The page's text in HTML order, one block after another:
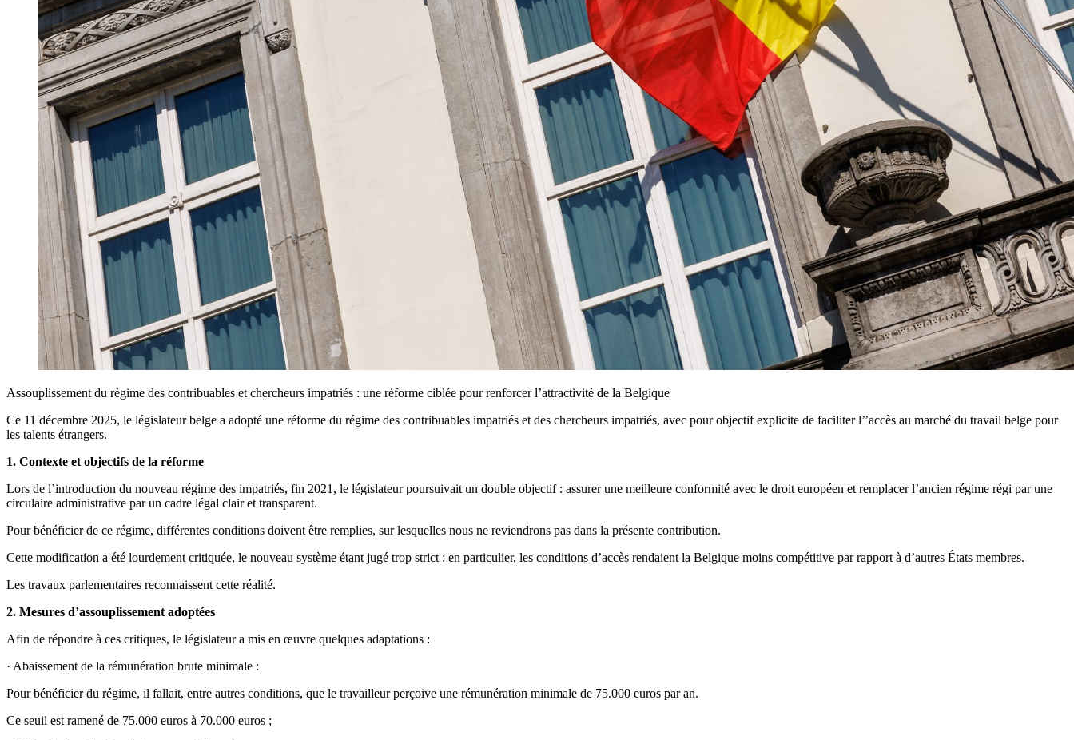
Assouplissement du régime des contribuables et chercheurs impatriés : une réforme ciblée pour renforcer l’attractivité de la Belgique
Ce 11 décembre 2025, le législateur belge a adopté une réforme du régime des contribuables impatriés et des chercheurs impatriés, avec pour objectif explicite de faciliter l’’accès au marché du travail belge pour
les talents étrangers.
1. Contexte et objectifs de la réforme
Lors de l’introduction du nouveau régime des impatriés, fin 2021, le législateur poursuivait un double objectif : assurer une meilleure conformité avec le droit européen et remplacer l’ancien régime régi par une
circulaire administrative par un cadre légal clair et transparent.
Pour bénéficier de ce régime, différentes conditions doivent être remplies, sur lesquelles nous ne reviendrons pas dans la présente contribution.
Cette modification a été lourdement critiquée, le nouveau système étant jugé trop strict : en particulier, les conditions d’accès rendaient la Belgique moins compétitive par rapport à d’autres États membres.
Les travaux parlementaires reconnaissent cette réalité.
2. Mesures d’assouplissement adoptées
Afin de répondre à ces critiques, le législateur a mis en œuvre quelques adaptations :
· Abaissement de la rémunération brute minimale :
Pour bénéficier du régime, il fallait, entre autres conditions, que le travailleur perçoive une rémunération minimale de 75.000 euros par an.
Ce seuil est ramené de 75.000 euros à 70.000 euros ;